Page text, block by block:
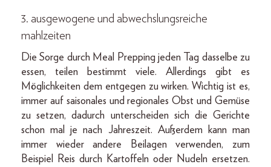
3. ausgewogene und abwechslungsreiche
mahlzeiten
Die Sorge durch Meal Prepping jeden Tag dasselbe zu
essen, teilen bestimmt viele. Allerdings gibt es
Möglichkeiten dem entgegen zu wirken. Wichtig ist es,
immer auf saisonales und regionales Obst und Gemüse
zu setzen, dadurch unterscheiden sich die Gerichte
schon mal je nach Jahreszeit. Außerdem kann man
immer wieder andere Beilagen verwenden, zum
Beispiel Reis durch Kartoffeln oder Nudeln ersetzen.